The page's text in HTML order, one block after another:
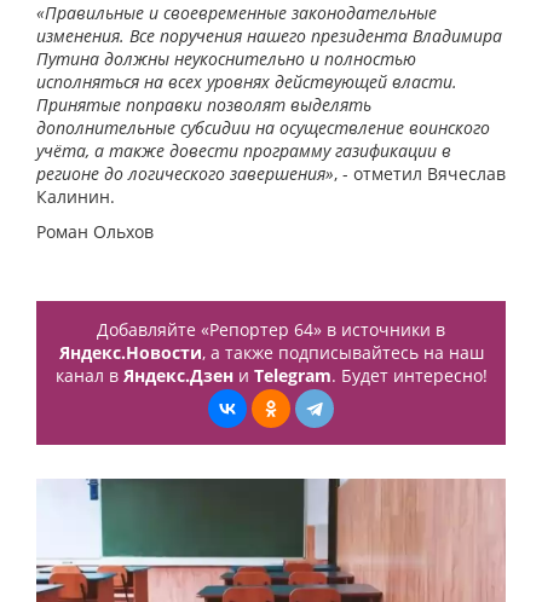
«Правильные и своевременные законодательные
изменения. Все поручения нашего президента Владимира
Путина должны неукоснительно и полностью
исполняться на всех уровнях действующей власти.
Принятые поправки позволят выделять
дополнительные субсидии на осуществление воинского
учёта, а также довести программу газификации в
регионе до логического завершения», - отметил Вячеслав
Калинин.
Роман Ольхов
Добавляйте «Репортер 64» в источники в
Яндекс.Новости, а также подписывайтесь на наш
канал в Яндекс.Дзени Telegram. Будет интересно!